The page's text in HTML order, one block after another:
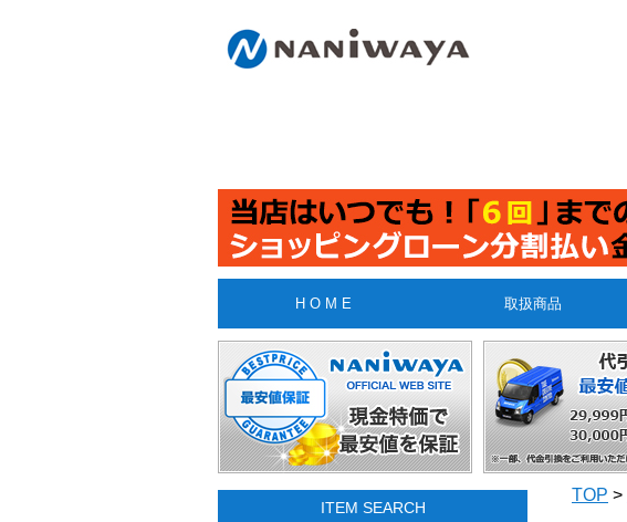
H O M E 取扱商品
ITEM SEARCH
TOP >